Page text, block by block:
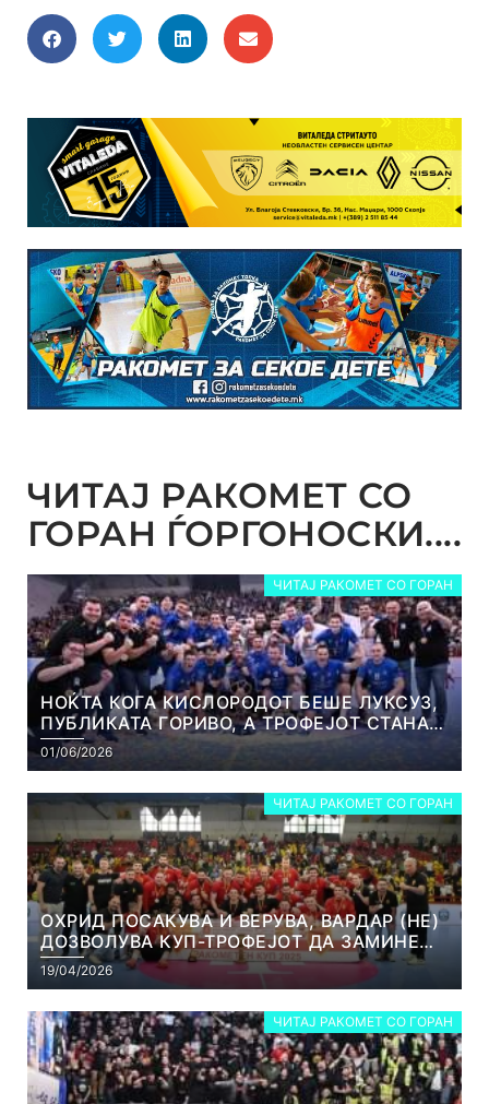
ЧИТАЈ РАКОМЕТ СО
ГОРАН ЃОРГОНОСКИ....
ЧИТАЈ РАКОМЕТ СО ГОРАН
НОЌТА КОГА КИСЛОРОДОТ БЕШЕ ЛУКСУЗ,
ПУБЛИКАТА ГОРИВО, А ТРОФЕЈОТ СТАНА
РЕАЛНОСТ
01/06/2026
ЧИТАЈ РАКОМЕТ СО ГОРАН
ОХРИД ПОСАКУВА И ВЕРУВА, ВАРДАР (НЕ)
ДОЗВОЛУВА КУП-ТРОФЕЈОТ ДА ЗАМИНЕ
ОД СКОПЈЕ
19/04/2026
ЧИТАЈ РАКОМЕТ СО ГОРАН